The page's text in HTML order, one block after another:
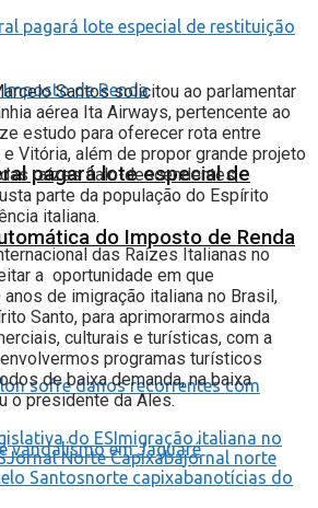
pagará lote especial de
do Imposto de Renda
Santos solicitou ao parlamentar
aérea Ita Airways, pertencente ao
estudo para oferecer rota entre
e Vitória, além de propor grande projeto
raízes ítalo-descendentes,
parte da população do Espírito
italiana.
das Raízes Italianas no
a oportunidade em que
de imigração italiana no Brasil,
Santo, para aprimorarmos ainda
culturais e turísticas, com a
programas turísticos
de baixa demanda, na baixa
o presidente da Ales.
do ESImigração italiana no
Jornal Norte Capixabajornal norte
Santosnorte capixabanotícias do